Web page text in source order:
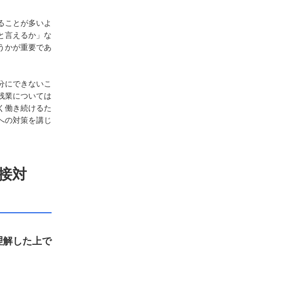
ことが多いよ
言えるか」な
かが重要であ
にできないこ
業については
働き続けるた
の対策を講じ
対
した上で